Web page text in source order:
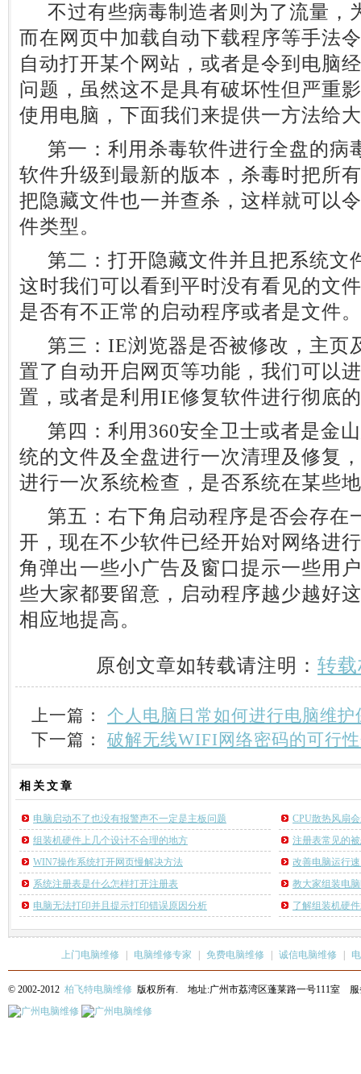
不过有些病毒制造者则为了流量，
而在网页中加载自动下载程序等手法
自动打开某个网站，或者是令到电脑
问题，虽然这不是具有破坏性但严重
使用电脑，下面我们来提供一方法给
第一：利用杀毒软件进行全盘的病
软件升级到最新的版本，杀毒时把所
把隐藏文件也一并查杀，这样就可以
件类型。
第二：打开隐藏文件并且把系统文
这时我们可以看到平时没有看见的文
是否有不正常的启动程序或者是文件。
第三：IE浏览器是否被修改，主页
置了自动开启网页等功能，我们可以
置，或者是利用IE修复软件进行彻底
第四：利用360安全卫士或者是金
统的文件及全盘进行一次清理及修复
进行一次系统检查，是否系统在某些
第五：右下角启动程序是否会存在
开，现在不少软件已经开始对网络进
角弹出一些小广告及窗口提示一些用
些大家都要留意，启动程序越少越好
相应地提高。
原创文章如转载请注明： 转
上一篇： 个人电脑日常如何进行电脑维护
下一篇： 破解无线WIFI网络密码的可行
相关 文章
电脑启动不了也没有报警声不一定是主板问题
CPU散热风扇
组装机硬件上几个设计不合理的地方
注册表常见的
WIN7操作系统打开网页慢解决方法
改善电脑运行
系统注册表是什么怎样打开注册表
教大家组装电
电脑无法打印并且提示打印错误原因分析
了解组装机硬
上门电脑维修 电脑维修专家 免费电脑维修 诚信电脑维修
© 2002-2012 柏飞特电脑维修 版权所有. 地址:广州市荔湾区蓬莱路一号111室 服